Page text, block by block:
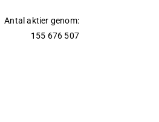
Antal aktier genom:
155 676 507